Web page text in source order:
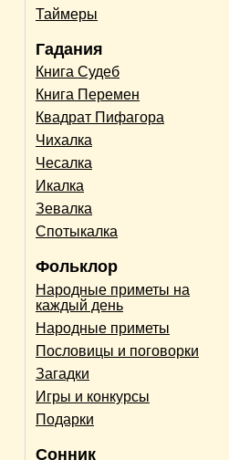
Таймеры
Гадания
Книга Судеб
Книга Перемен
Квадрат Пифагора
Чихалка
Чесалка
Икалка
Зевалка
Спотыкалка
Фольклор
Народные приметы на
каждый день
Народные приметы
Пословицы и поговорки
Загадки
Игры и конкурсы
Подарки
Сонник